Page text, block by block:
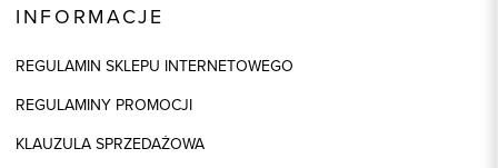
INFORMACJE
REGULAMIN SKLEPU INTERNETOWEGO
REGULAMINY PROMOCJI
KLAUZULA SPRZEDAŻOWA